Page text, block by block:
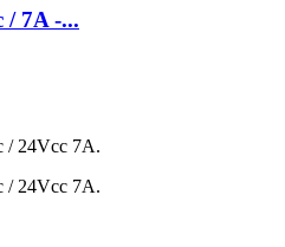
/ 7A -...
/ 24Vcc 7A.
/ 24Vcc 7A.